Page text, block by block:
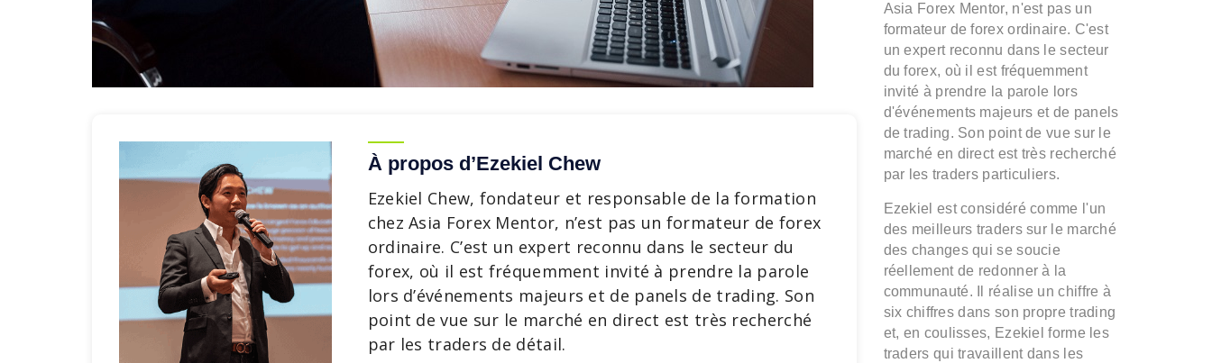
À propos d’Ezekiel Chew
Ezekiel Chew, fondateur et responsable de la formation
chez Asia Forex Mentor, n’est pas un formateur de forex
ordinaire. C’est un expert reconnu dans le secteur du
forex, où il est fréquemment invité à prendre la parole
lors d’événements majeurs et de panels de trading. Son
point de vue sur le marché en direct est très recherché
par les traders de détail.
Asia Forex Mentor, n'est pas un
formateur de forex ordinaire. C'est
un expert reconnu dans le secteur
du forex, où il est fréquemment
invité à prendre la parole lors
d'événements majeurs et de panels
de trading. Son point de vue sur le
marché en direct est très recherché
par les traders particuliers.
Ezekiel est considéré comme l'un
des meilleurs traders sur le marché
des changes qui se soucie
réellement de redonner à la
communauté. Il réalise un chiffre à
six chiffres dans son propre trading
et, en coulisses, Ezekiel forme les
traders qui travaillent dans les